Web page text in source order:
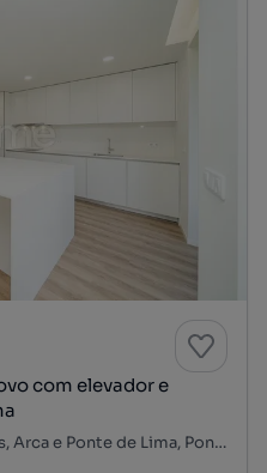
com elevador e
Travessa Conde de Bertiandes, Arca e Ponte de Lima, Ponte de Lima, Viana do Castelo